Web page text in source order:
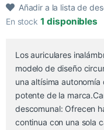
Añadir a la lista de
En stock 1 disponibles
Los auriculares
modelo de diseño
una altísima
potente de la
descomunal: Ofrecen
continua con una sola